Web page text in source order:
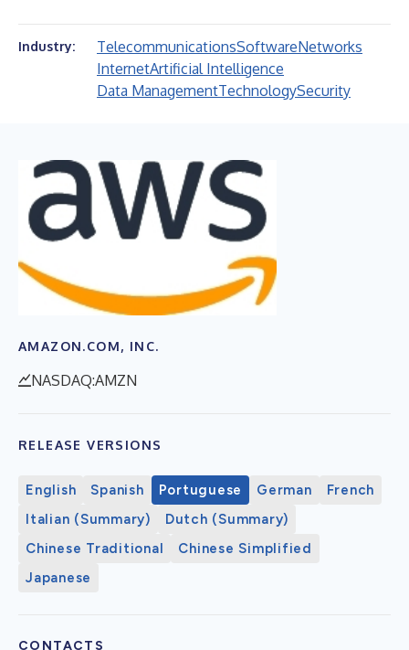
Industry: TelecommunicationsSoftwareNetworks
InternetArtificial Intelligence
Data ManagementTechnologySecurity
AMAZON.COM, INC.
NASDAQ:AMZN
RELEASE VERSIONS
English Spanish Portuguese German
French
Italian (Summary)
Dutch (Summary)
Chinese Traditional
Chinese Simplified
Japanese
CONTACTS